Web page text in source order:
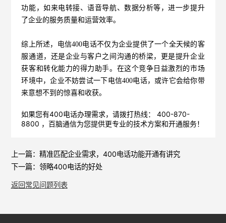
功能，如来电转接、语音导航、数据分析等，进一步提升
了企业的服务质量和运营效率。
综上所述， 电信400电话不仅为企业提供了一个全天候的客
服通道，还是企业与客户之间沟通的桥梁，更是提升企业
获客和转化能力的得力助手。在这个竞争日益激烈的市场
环境中，企业不妨尝试一下电信400电话，或许它会给你带
来意想不到的惊喜和收获。
如果您有400电话办理需求，请拨打热线： 400-870-
8800 ，百脑通信为您提供更专业的技术方案和开通服务！
上一篇： 精准匹配企业需求，400电话功能开通有讲究
下一篇： 领略400电话的好处
返回常见问题列表